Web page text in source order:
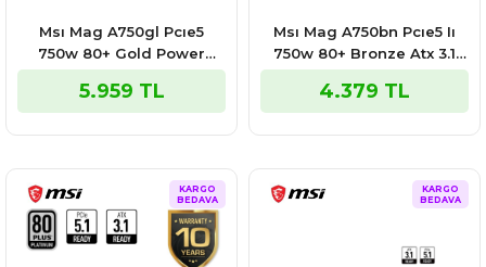
Msı Mag A750gl Pcıe5
750w 80+ Gold Power
Supply
5.959 TL
Msı Mag A750bn Pcıe5 Iı
750w 80+ Bronze Atx 3.1
Pcıe 5.1 Power Supply
4.379 TL
KARGO
BEDAVA
KARGO
BEDAVA